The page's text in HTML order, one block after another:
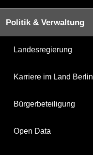
Politik & Verwaltung
Landesregierung
Karriere im Land Berlin
Bürgerbeteiligung
Open Data